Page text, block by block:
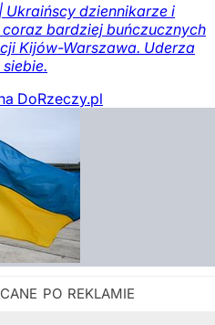
Ukraińscy dziennikarze i
bardziej buńczucznych
Kijów-Warszawa. Uderza
DoRzeczy.pl